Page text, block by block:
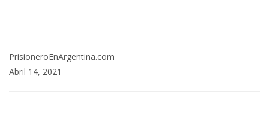
PrisioneroEnArgentina.com
Abril 14, 2021